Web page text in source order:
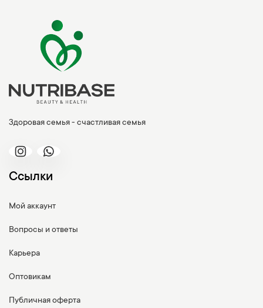
Здоровая семья - счастливая семья
Ссылки
Мой аккаунт
Вопросы и ответы
Карьера
Оптовикам
Публичная оферта